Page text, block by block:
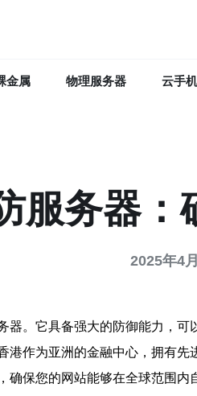
金属 物理服务器 云手机
服务器：
2025年4
。它具备强大的防御能力，
作为亚洲的金融中心，拥有
保您的网站能够在全球范围内